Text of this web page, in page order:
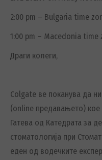
2:00 pm – Bulgaria time
1:00 pm – Macedonia time
Драги колеги,
Colgate ве поканува да
(online предавањето) кое
Гатева од Катедрата за
стоматологија при
еден од водечките